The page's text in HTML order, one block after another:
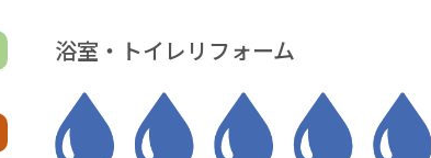
浴室・トイレリフォーム